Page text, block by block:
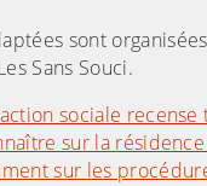
sont
Sans Souci.
sociale recense
sur la
sur les